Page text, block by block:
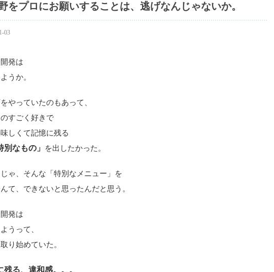
をプロにお願いすることは、逃げなんじゃないか。
03
発は
うか。
やっていたのもあって、
すごく好きで
しくて記憶に残る
別なもの」 を出したかった。
ゃ、そんな「特別なメニュー」を
て、できないと思ったんだと思う。
発は
うって、
り始めていた。
る、違和感。。。